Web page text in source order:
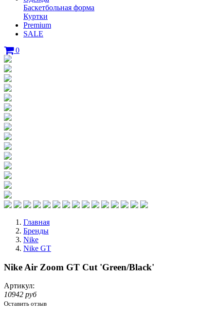
Баскетбольная форма
Куртки
Premium
SALE
0
Главная
Бренды
Nike
Nike GT
Nike Air Zoom GT Cut 'Green/Black'
Артикул:
10942 руб
Оставить отзыв